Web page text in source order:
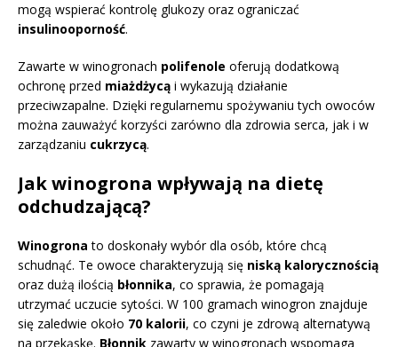
mogą wspierać kontrolę glukozy oraz ograniczać
insulinooporność.
Zawarte w winogronach polifenole oferują dodatkową
ochronę przed miażdżycą i wykazują działanie
przeciwzapalne. Dzięki regularnemu spożywaniu tych owoców
można zauważyć korzyści zarówno dla zdrowia serca, jak i w
zarządzaniu cukrzycą.
Jak winogrona wpływają na dietę
odchudzającą?
Winogrona to doskonały wybór dla osób, które chcą
schudnąć. Te owoce charakteryzują się niską kalorycznością
oraz dużą ilością błonnika, co sprawia, że pomagają
utrzymać uczucie sytości. W 100 gramach winogron znajduje
się zaledwie około 70 kalorii, co czyni je zdrową alternatywą
na przekąskę. Błonnik zawarty w winogronach wspomaga